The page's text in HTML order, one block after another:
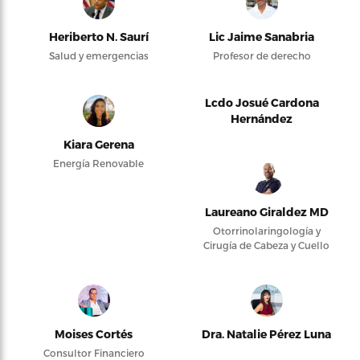
Heriberto N. Saurí
Salud y emergencias
Lic Jaime Sanabria
Profesor de derecho
Kiara Gerena
Energía Renovable
Lcdo Josué Cardona
Hernández
Laureano Giraldez MD
Otorrinolaringología y
Cirugía de Cabeza y Cuello
Moises Cortés
Consultor Financiero
Dra. Natalie Pérez Luna